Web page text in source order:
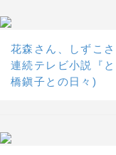
花森さん、しずこ
連続テレビ小説『
橋鎭子との日々)